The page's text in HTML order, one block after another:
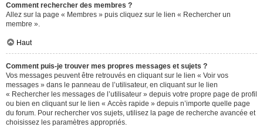
Comment rechercher des membres ?
Allez sur la page « Membres » puis cliquez sur le lien « Rechercher un
membre ».
Haut
Comment puis-je trouver mes propres messages et sujets ?
Vos messages peuvent être retrouvés en cliquant sur le lien « Voir vos
messages » dans le panneau de l’utilisateur, en cliquant sur le lien
« Rechercher les messages de l’utilisateur » depuis votre propre page de profil
ou bien en cliquant sur le lien « Accès rapide » depuis n’importe quelle page
du forum. Pour rechercher vos sujets, utilisez la page de recherche avancée et
choisissez les paramètres appropriés.